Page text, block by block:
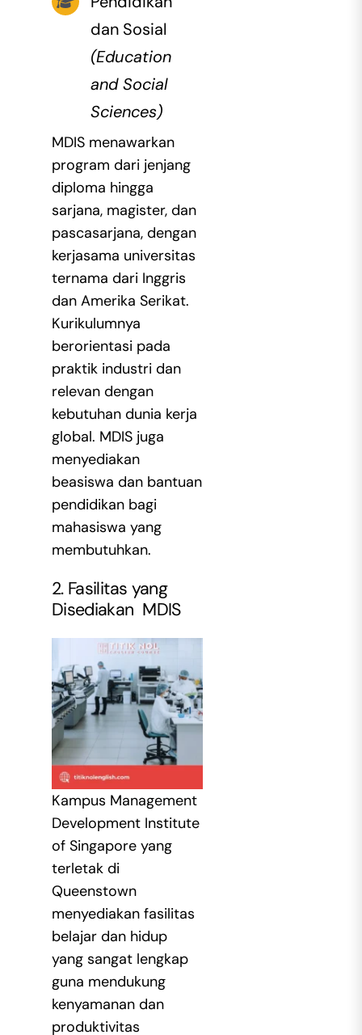
dan Sosial
(Education
and Social
Sciences)
MDIS menawarkan
program dari jenjang
diploma hingga
sarjana, magister, dan
pascasarjana, dengan
kerjasama universitas
ternama dari Inggris
dan Amerika Serikat.
Kurikulumnya
berorientasi pada
praktik industri dan
relevan dengan
kebutuhan dunia kerja
global. MDIS juga
menyediakan
beasiswa dan bantuan
pendidikan bagi
mahasiswa yang
membutuhkan.
2. Fasilitas yang
Disediakan MDIS
Kampus Management
Development Institute
of Singapore yang
terletak di
Queenstown
menyediakan fasilitas
belajar dan hidup
yang sangat lengkap
guna mendukung
kenyamanan dan
produktivitas